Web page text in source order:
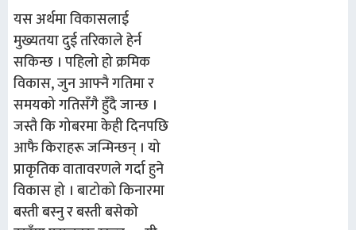
यस अर्थमा विकासलाई
मुख्यतया दुई तरिकाले हेर्न
सकिन्छ । पहिलो हो क्रमिक
विकास, जुन आफ्नै गतिमा र
समयको गतिसँगै हुँदै जान्छ ।
जस्तै कि गोबरमा केही दिनपछि
आफै किराहरू जन्मिन्छन् । यो
प्राकृतिक वातावरणले गर्दा हुने
विकास हो । बाटोको किनारमा
बस्ती बस्नु र बस्ती बसेको